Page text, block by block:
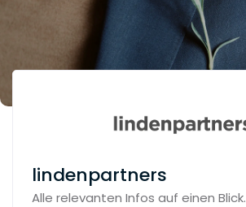
lindenpartners
Alle relevanten Infos auf einen Blick.